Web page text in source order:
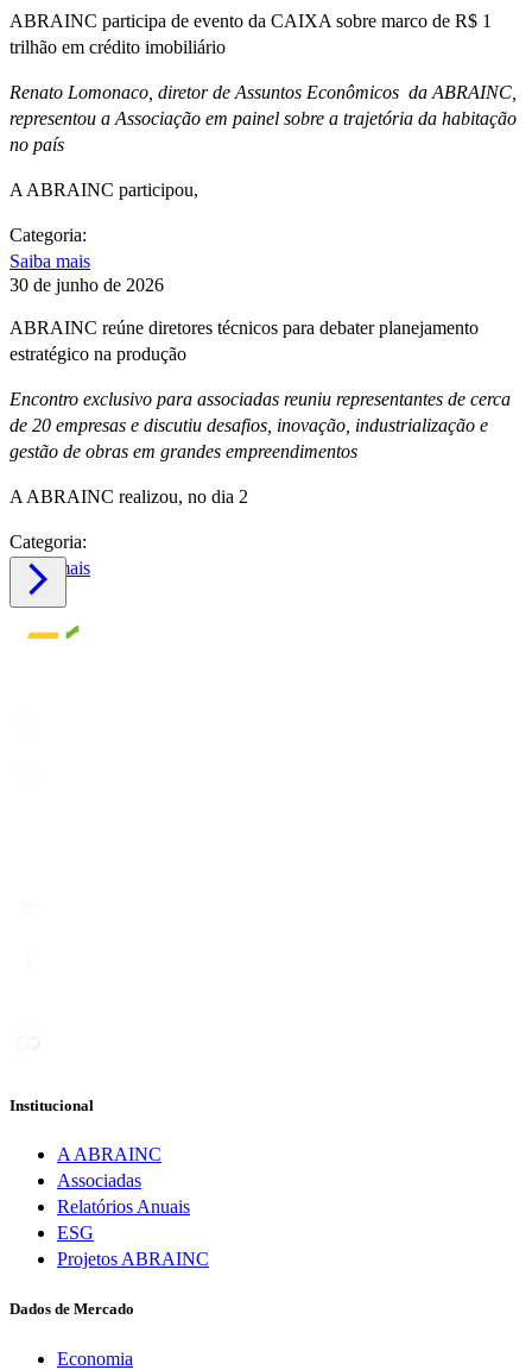
ABRAINC participa de evento da CAIXA sobre marco de R$ 1
trilhão em crédito imobiliário
Renato Lomonaco, diretor de Assuntos Econômicos da ABRAINC,
representou a Associação em painel sobre a trajetória da habitação
no país
A ABRAINC participou,
Categoria:
Saiba mais
30 de junho de 2026
ABRAINC reúne diretores técnicos para debater planejamento
estratégico na produção
Encontro exclusivo para associadas reuniu representantes de cerca
de 20 empresas e discutiu desafios, inovação, industrialização e
gestão de obras em grandes empreendimentos
A ABRAINC realizou, no dia 2
Categoria:
Saiba mais

Institucional
A ABRAINC
Associadas
Relatórios Anuais
ESG
Projetos ABRAINC
Dados de Mercado
Economia